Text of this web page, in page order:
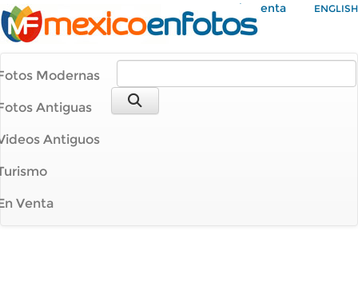
Mi Cuenta ENGLISH
Modernas
Antiguas
Antiguos
Venta